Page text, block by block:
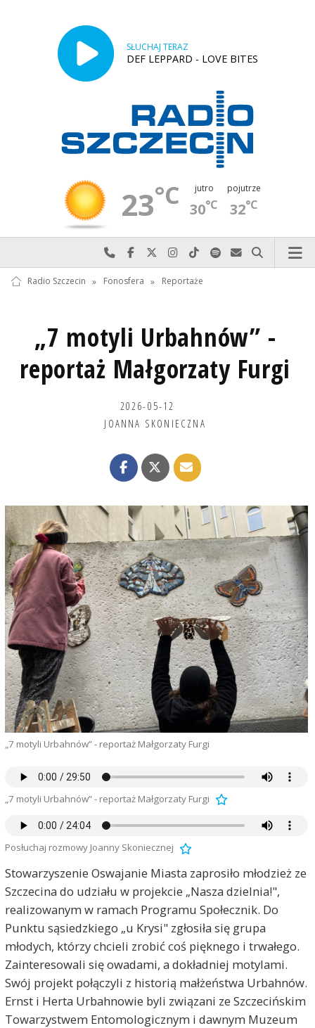
SŁUCHAJ TERAZ
DEF LEPPARD - LOVE BITES
23°C jutro
30°C
pojutrze
32°C
Najlepiej po prostu do nas zadzwoń
Odwiedź nas na Facebook-u
Odwiedź nas na X
Odwiedź nas na Instagram-ie
Odwiedź nas na TikTok-u
Szukaj nas na Spotify
Wyślij do nas
Szukaj
Radio Szczecin » Fonosfera » Reportaże
„7 motyli Urbahnów” -
reportaż Małgorzaty Furgi
2026-05-12
JOANNA SKONIECZNA
„7 motyli Urbahnów” - reportaż Małgorzaty Furgi
„7 motyli Urbahnów” - reportaż Małgorzaty Furgi
Posłuchaj rozmowy Joanny Skoniecznej
Stowarzyszenie Oswajanie Miasta zaprosiło młodzież ze
Szczecina do udziału w projekcie „Nasza dzielnia!",
realizowanym w ramach Programu Społecznik. Do
Punktu sąsiedzkiego „u Krysi" zgłosiła się grupa
młodych, którzy chcieli zrobić coś pięknego i trwałego.
Zainteresowali się owadami, a dokładniej motylami.
Swój projekt połączyli z historią małżeństwa Urbahnów.
Ernst i Herta Urbahnowie byli związani ze Szczecińskim
Towarzystwem Entomologicznym i dawnym Muzeum